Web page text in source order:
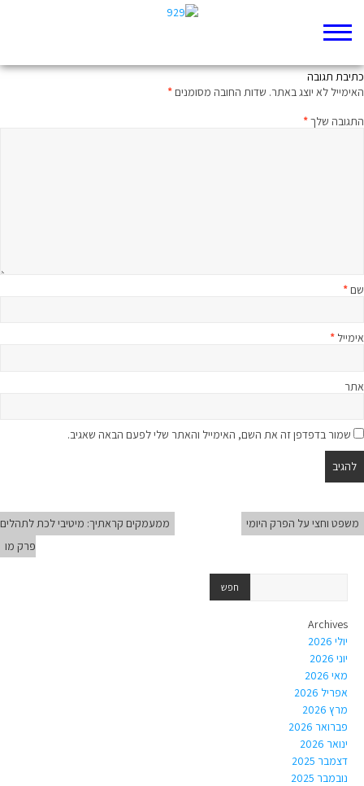
כתיבת תגובה
האימייל לא יוצג באתר. שדות החובה מסומנים*
התגובה שלך*
שם*
אימייל *
אתר
שמור בדפדפן זה את השם, האימייל והאתר שלי לפעם הבאה שאגיב.
משפט וחצי על הפרק היומי
ממעמקים קראתיך: מיטיבי לכת לתהלים
פרק מו
Archives
יולי 2026
יוני 2026
מאי 2026
אפריל 2026
מרץ 2026
פברואר 2026
ינואר 2026
דצמבר 2025
נובמבר 2025